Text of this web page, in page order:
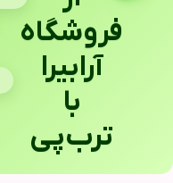
فروشگاه
آرابیرا
با
ترب‌پی